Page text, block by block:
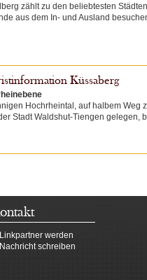
zählt zu den beliebtesten
aus dem In- und Ausland
Küssaberg
Hochrheintal, auf halbem Weg
Stadt Waldshut-Tiengen gelegen,
Linkpartner werden
Nachricht schreiben